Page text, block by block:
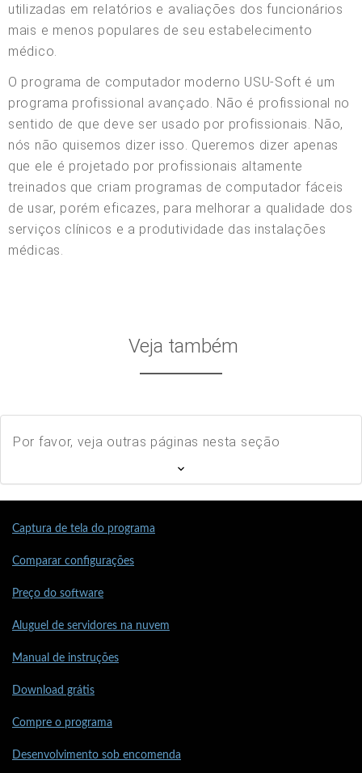
utilizadas em relatórios e avaliações dos funcionários
mais e menos populares de seu estabelecimento
médico.
O programa de computador moderno USU-Soft é um
programa profissional avançado. Não é profissional no
sentido de que deve ser usado por profissionais. Não,
nós não quisemos dizer isso. Queremos dizer apenas
que ele é projetado por profissionais altamente
treinados que criam programas de computador fáceis
de usar, porém eficazes, para melhorar a qualidade dos
serviços clínicos e a produtividade das instalações
médicas.
Veja também
Por favor, veja outras páginas nesta seção
Captura de tela do programa
Comparar configurações
Preço do software
Aluguel de servidores na nuvem
Manual de instruções
Download grátis
Compre o programa
Desenvolvimento sob encomenda